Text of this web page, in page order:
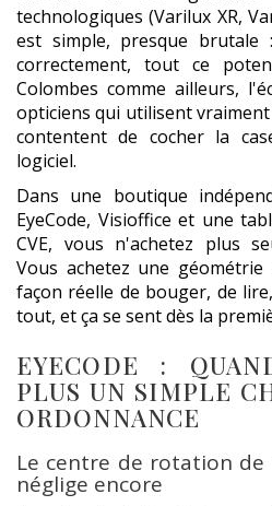
technologiques (Varilux XR,
est simple, presque
correctement, tout ce
Colombes comme ailleurs,
opticiens qui utilisent
contentent de cocher la
logiciel.
Dans une boutique
EyeCode, Visioffice et une
CVE, vous n'achetez plus
Vous achetez une
façon réelle de bouger, de
tout, et ça se sent dès la
EYECODE :
PLUS UN SIMPLE
ORDONNANCE
Le centre de rotation
néglige encore